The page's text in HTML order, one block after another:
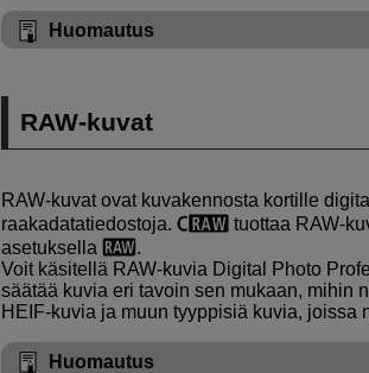
Huomautus
RAW-kuvat
RAW-kuvat ovat kuvakennosta kortille
raakadatatiedostoja.
tuottaa RAW-
asetuksella
.
Voit käsitellä RAW-kuvia Digital Photo
säätää kuvia eri tavoin sen mukaan, mihin
HEIF-kuvia ja muun tyyppisiä kuvia, joissa
Huomautus